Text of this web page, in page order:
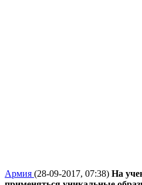
Армия (28-09-2017, 07:38) На